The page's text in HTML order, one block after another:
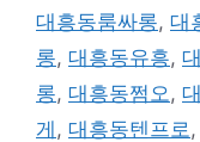
대흥동룸싸롱, 대
롱, 대흥동유흥,
롱, 대흥동쩜오 ,
게 , 대흥동텐프로 ,